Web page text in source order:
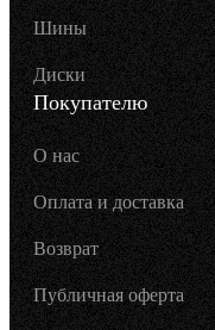
Шины
Диски
Покупателю
О нас
Оплата и доставка
Возврат
Публичная оферта